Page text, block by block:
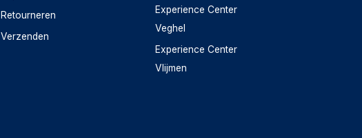
Retourneren
Verzenden
Experience Center
Veghel
Experience Center
Vlijmen